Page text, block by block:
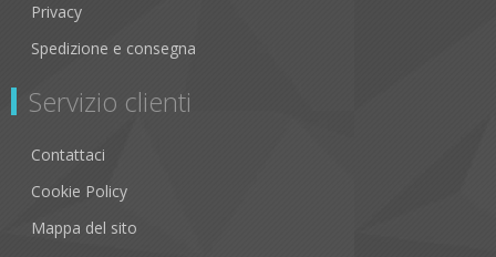
Privacy
Spedizione e consegna
Servizio clienti
Contattaci
Cookie Policy
Mappa del sito